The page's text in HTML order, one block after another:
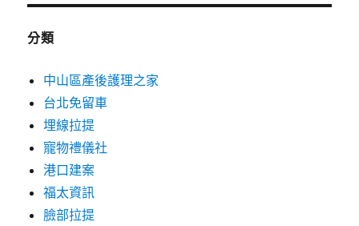
分類
中山區產後護理之家
台北免留車
埋線拉提
寵物禮儀社
港口建案
福太資訊
臉部拉提